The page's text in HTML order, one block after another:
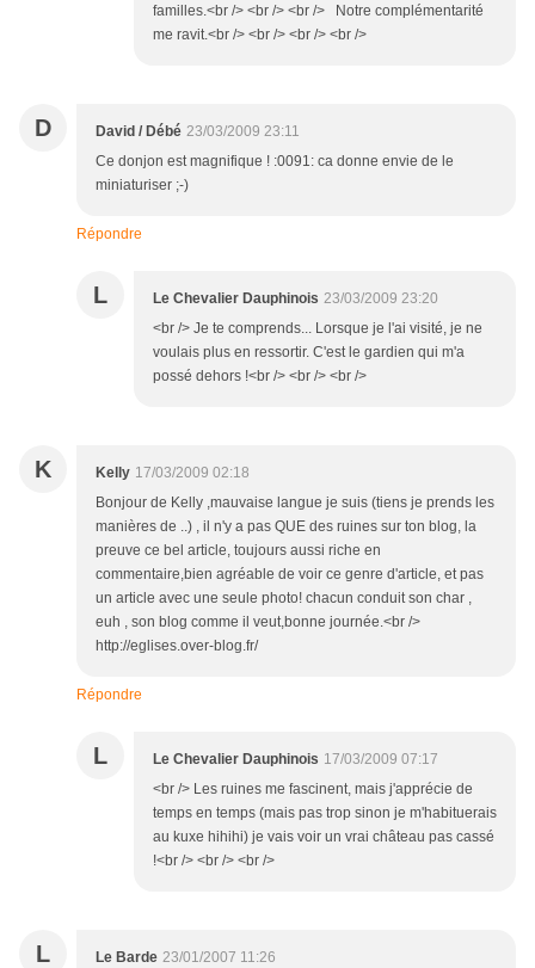
familles.<br /> <br /> <br /> Notre complémentarité
me ravit.<br /> <br /> <br /> <br />
D David / Débé 23/03/2009 23:11
Ce donjon est magnifique ! :0091: ca donne envie de le
miniaturiser ;-)
Répondre
L Le Chevalier Dauphinois 23/03/2009 23:20
<br /> Je te comprends... Lorsque je l'ai visité, je ne
voulais plus en ressortir. C'est le gardien qui m'a
possé dehors !<br /> <br /> <br />
K Kelly 17/03/2009 02:18
Bonjour de Kelly ,mauvaise langue je suis (tiens je prends les
manières de ..) , il n'y a pas QUE des ruines sur ton blog, la
preuve ce bel article, toujours aussi riche en
commentaire,bien agréable de voir ce genre d'article, et pas
un article avec une seule photo! chacun conduit son char ,
euh , son blog comme il veut,bonne journée.<br />
http://eglises.over-blog.fr/
Répondre
L Le Chevalier Dauphinois 17/03/2009 07:17
<br /> Les ruines me fascinent, mais j'apprécie de
temps en temps (mais pas trop sinon je m'habituerais
au kuxe hihihi) je vais voir un vrai château pas cassé
!<br /> <br /> <br />
L Le Barde 23/01/2007 11:26